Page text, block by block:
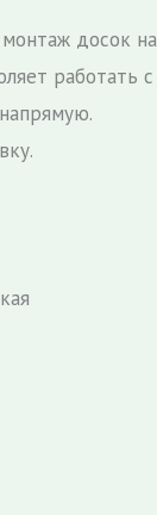
досок